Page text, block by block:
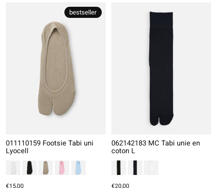
bestseller
011110159 Footsie Tabi uni
Lyocell
€15,00
062142183 MC Tabi unie en
coton L
€20,00